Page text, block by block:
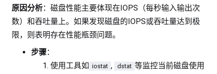
原因分析：磁盘性能主要体现在IOPS（每秒输入输出次
数）和吞吐量上。如果发现磁盘的IOPS或吞吐量达到极
限，则表明存在性能瓶颈问题。
步骤：
使用工具如 iostat , dstat 等监控当前磁盘使用